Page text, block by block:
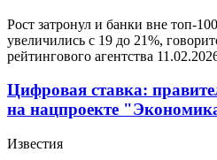
Рост затронул и банки вне топ-
увеличились с 19 до 21%,
рейтингового агентства
Цифровая ставка:
на нацпроекте
Известия